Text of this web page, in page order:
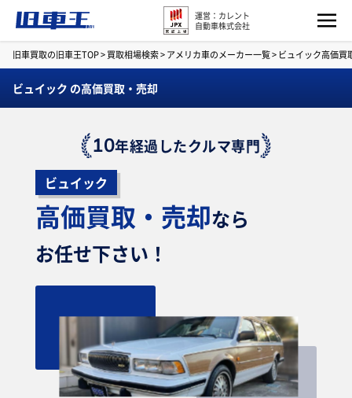
運営：カレント
自動車株式会社
旧車買取の旧車王TOP>買取相場検索>アメリカ車のメーカー一覧> ビュイック高価買
ビュイック の高価買取・売却
10年経過したクルマ専門
ビュイック
高価買取・売却なら
お任せ下さい！